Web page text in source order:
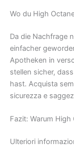
Wo du High
Da die Nachfrage
einfacher
Apotheken in
stellen sicher,
hast. Acquista
sicurezza e
Fazit: Warum
Ulteriori